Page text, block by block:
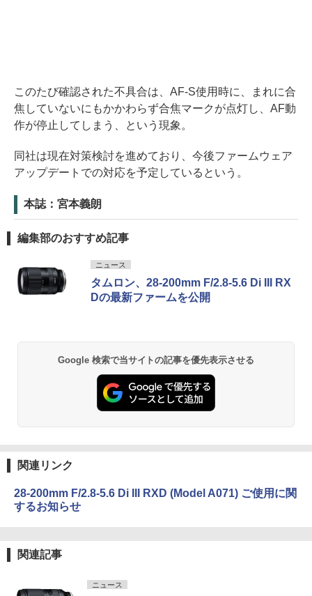
このたび確認された不具合は、AF-S使用時に、まれに合
焦していないにもかかわらず合焦マークが点灯し、AF動
作が停止してしまう、という現象。
同社は現在対策検討を進めており、今後ファームウェア
アップデートでの対応を予定しているという。
本誌：宮本義朗
編集部のおすすめ記事
ニュース
タムロン、28-200mm F/2.8-5.6 Di III RX
Dの最新ファームを公開
Google 検索で当サイトの記事を優先表示させる
関連リンク
28-200mm F/2.8-5.6 Di III RXD (Model A071) ご使用に関
するお知らせ
関連記事
ニュース